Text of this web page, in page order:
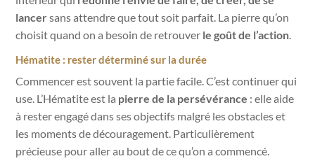
lancersans attendre que tout soit parfait. La pierre qu’on
choisit quand on a besoin de retrouver le goût de l’action.
Hématite : rester déterminé sur la durée
Commencer est souvent la partie facile. C’est continuer qui
use. L’Hématite est la pierre de la persévérance : elle aide
à rester engagé dans ses objectifs malgré les obstacles et
les moments de découragement. Particulièrement
précieuse pour aller au bout de ce qu’on a commencé.